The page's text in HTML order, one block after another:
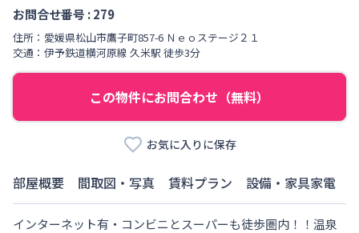
お問合せ番号 :279
住所： 愛媛県松山市鷹子町857-6 Ｎｅｏステージ２１
交通： 伊予鉄道横河原線 久米駅 徒歩3分
この物件にお問合わせ（無料）
お気に入りに保存
部屋概要 間取図・写真 賃料プラン 設備・家具家電
インターネット有・コンビニとスーパーも徒歩圏内！！温泉